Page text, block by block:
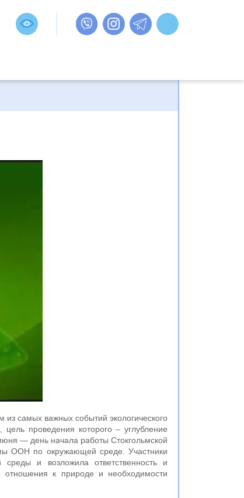
из самых важных событий экологического
проведения которого – углубление
— день начала работы Стокгольмской
ООН по окружающей среде. Участники
и возложила ответственность и
отношения к природе и необходимости